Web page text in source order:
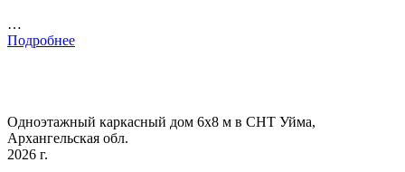
…
Подробнее
Одноэтажный каркасный дом 6х8 м в СНТ Уйма,
Архангельская обл.
2026 г.